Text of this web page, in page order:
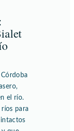
el río.
para